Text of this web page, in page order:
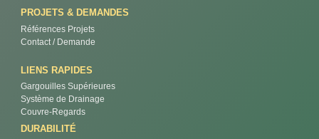
PROJETS & DEMANDES
Références Projets
Contact / Demande
LIENS RAPIDES
Gargouilles Supérieures
Système de Drainage
Couvre-Regards
DURABILITÉ